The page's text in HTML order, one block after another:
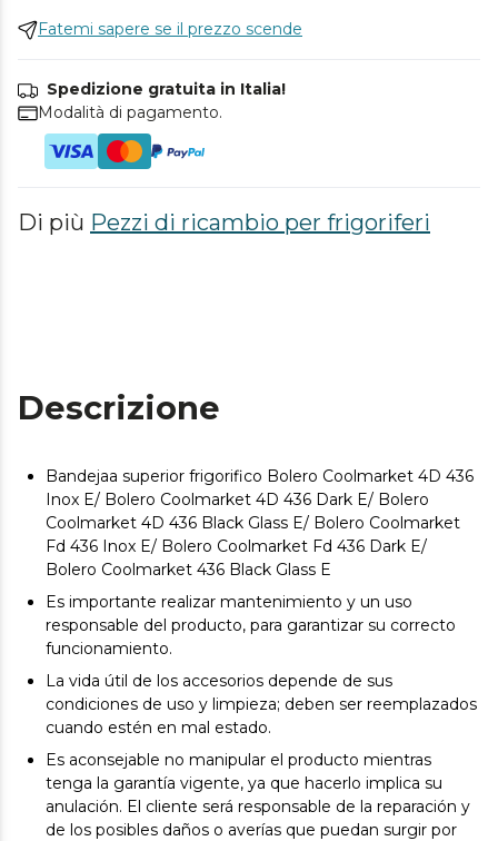
Fatemi sapere se il prezzo scende
Spedizione gratuita in Italia!
Modalità di pagamento.
Di più Pezzi di ricambio per frigoriferi
Descrizione
Bandejaa superior frigorifico Bolero Coolmarket 4D 436
Inox E/ Bolero Coolmarket 4D 436 Dark E/ Bolero
Coolmarket 4D 436 Black Glass E/ Bolero Coolmarket
Fd 436 Inox E/ Bolero Coolmarket Fd 436 Dark E/
Bolero Coolmarket 436 Black Glass E
Es importante realizar mantenimiento y un uso
responsable del producto, para garantizar su correcto
funcionamiento.
La vida útil de los accesorios depende de sus
condiciones de uso y limpieza; deben ser reemplazados
cuando estén en mal estado.
Es aconsejable no manipular el producto mientras
tenga la garantía vigente, ya que hacerlo implica su
anulación. El cliente será responsable de la reparación y
de los posibles daños o averías que puedan surgir por